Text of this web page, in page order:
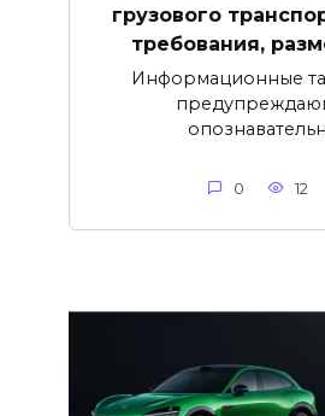
грузового
требования,
Информационные
0 12